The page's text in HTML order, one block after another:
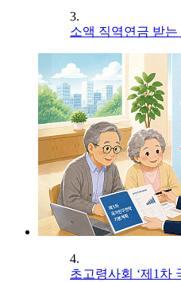
3.
소액 직역연금 받
4.
초고령사회 ‘제1차